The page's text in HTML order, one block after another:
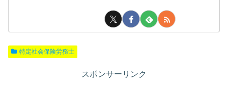
特定社会保険労務士
スポンサーリンク